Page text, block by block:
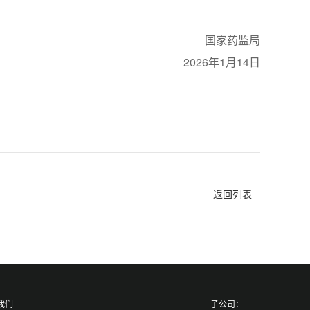
国家药监局
2026年1月14日
返回列表
们 子公司：